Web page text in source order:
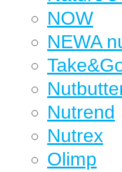
NOW
NEWA
Nutrend
Nutrex
Olimp